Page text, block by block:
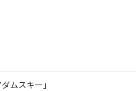
ムスキー」